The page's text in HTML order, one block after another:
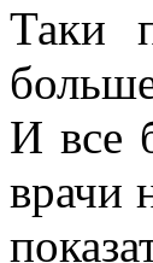
Таки
И все
врачи